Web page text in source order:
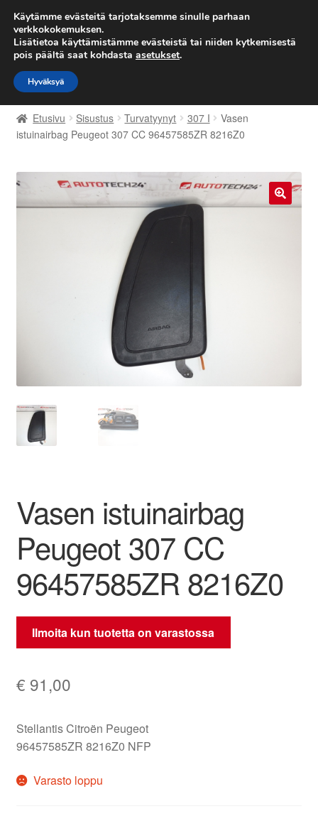
TOIMITUS alkaen 7 EUR
Siirry
navigointiin
Siirry
sisältöön
Etusivu
Kärry
Kuljetus
Maailmanlaajuinen toimitus
Tarkista
Tilini
Valitukset
Etusivu Sisustus Turvatyynyt 307 I
Vasen
istuinairbag Peugeot 307 CC 96457585ZR 8216Z0
Vasen istuinairbag
Peugeot 307 CC
96457585ZR 8216Z0
Ilmoita kun tuotetta on varastossa
€ 91,00
Stellantis Citroën Peugeot
96457585ZR 8216Z0 NFP
Varasto loppu
Käytämme evästeitä tarjotaksemme sinulle parhaan
verkkokokemuksen.
Lisätietoa käyttämistämme evästeistä tai niiden kytkemisestä
pois päältä saat kohdasta asetukset.
Hyväksyä